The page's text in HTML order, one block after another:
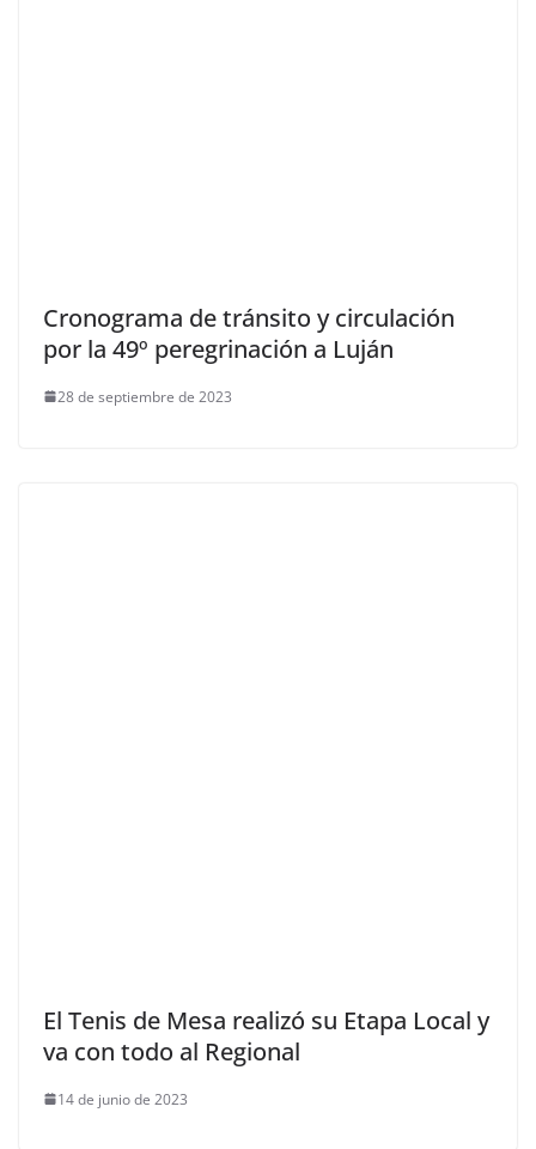
Cronograma de tránsito y circulación
por la 49º peregrinación a Luján
28 de septiembre de 2023
El Tenis de Mesa realizó su Etapa Local y
va con todo al Regional
14 de junio de 2023